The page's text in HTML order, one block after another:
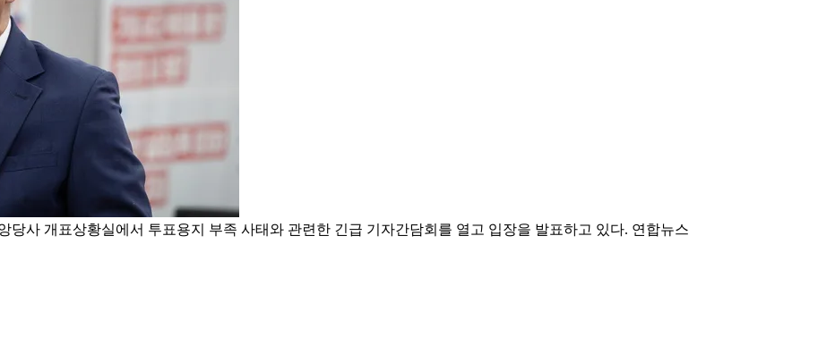
당사 개표상황실에서 투표용지 부족 사태와 관련한 긴급 기자간담회를 열고 입장을 발표하고 있다. 연합뉴스